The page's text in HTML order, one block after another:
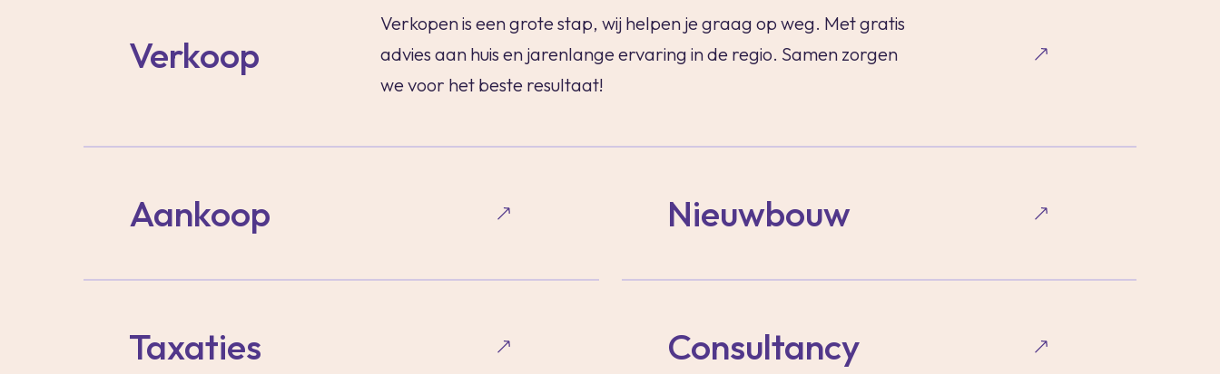
maak een afspraak
Verkoop
Verkopen is een grote stap, wij helpen je graag op weg. Met gratis
advies aan huis en jarenlange ervaring in de regio. Samen zorgen
we voor het beste resultaat!
Aankoop Nieuwbouw
Taxaties Consultancy